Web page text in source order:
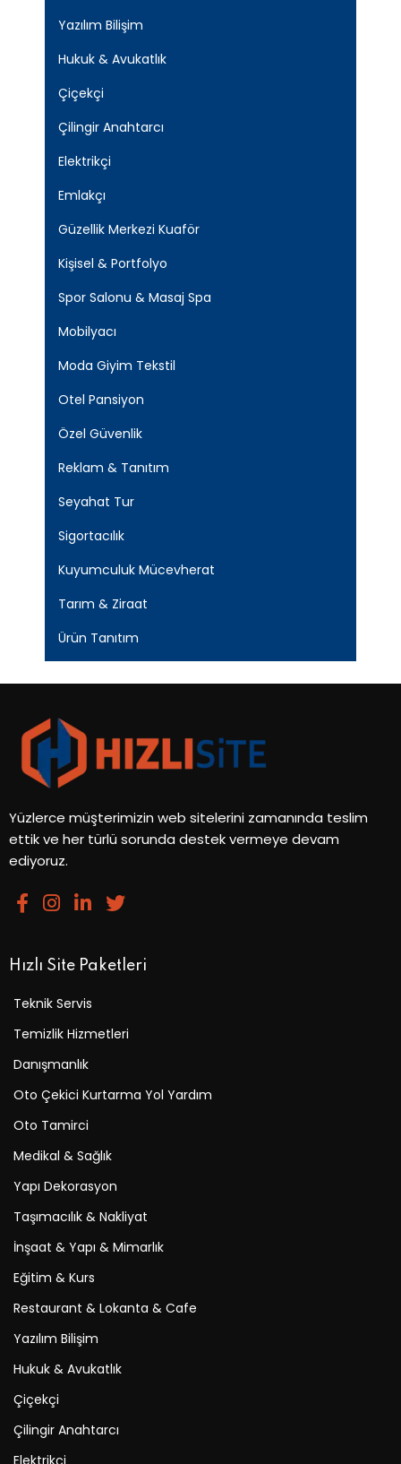
Yazılım Bilişim
Hukuk & Avukatlık
Çiçekçi
Çilingir Anahtarcı
Elektrikçi
Emlakçı
Güzellik Merkezi Kuaför
Kişisel & Portfolyo
Spor Salonu & Masaj Spa
Mobilyacı
Moda Giyim Tekstil
Otel Pansiyon
Özel Güvenlik
Reklam & Tanıtım
Seyahat Tur
Sigortacılık
Kuyumculuk Mücevherat
Tarım & Ziraat
Ürün Tanıtım
Yüzlerce müşterimizin web sitelerini zamanında teslim
ettik ve her türlü sorunda destek vermeye devam
ediyoruz.
Hızlı Site Paketleri
Teknik Servis
Temizlik Hizmetleri
Danışmanlık
Oto Çekici Kurtarma Yol Yardım
Oto Tamirci
Medikal & Sağlık
Yapı Dekorasyon
Taşımacılık & Nakliyat
İnşaat & Yapı & Mimarlık
Eğitim & Kurs
Restaurant & Lokanta & Cafe
Yazılım Bilişim
Hukuk & Avukatlık
Çiçekçi
Çilingir Anahtarcı